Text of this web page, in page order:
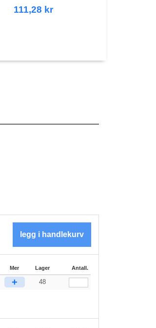
VANNAVVISENDE CAP
111,28 kr
Mer Lager Antall.
+ 48